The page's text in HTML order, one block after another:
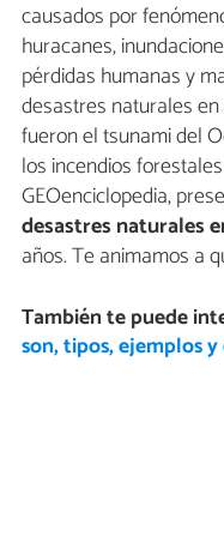
causados por
huracanes,
pérdidas humanas y
desastres naturales
fueron el tsunami del
los incendios
GEOenciclopedia,
desastres naturales
años. Te animamos a
También te puede
son, tipos, ejemplos